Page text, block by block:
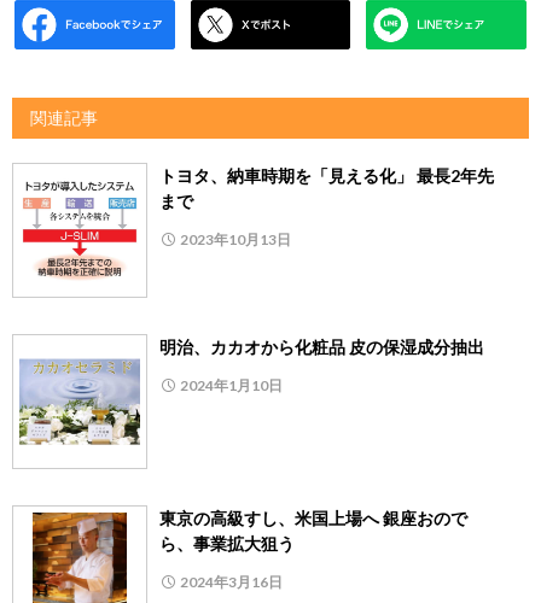
関連記事
トヨタ、納車時期を「見える化」 最長2年先
まで
2023年10月13日
明治、カカオから化粧品 皮の保湿成分抽出
2024年1月10日
東京の高級すし、米国上場へ 銀座おので
ら、事業拡大狙う
2024年3月16日